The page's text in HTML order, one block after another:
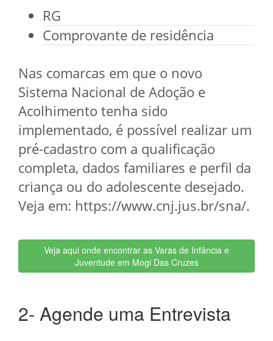
RG
Comprovante de residência
Nas comarcas em que o novo
Sistema Nacional de Adoção e
Acolhimento tenha sido
implementado, é possível realizar um
pré-cadastro com a qualificação
completa, dados familiares e perfil da
criança ou do adolescente desejado.
Veja em: https://www.cnj.jus.br/sna/.
Veja aqui onde encontrar as Varas de Infância e
Juventude em Mogi Das Cruzes
2- Agende uma Entrevista